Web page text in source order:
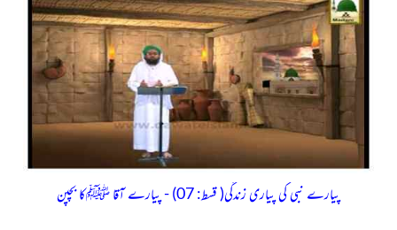
پیارے نبی کی پیاری زندگی( قسط: 07) - پیارے آقا ﷺکا بچپن